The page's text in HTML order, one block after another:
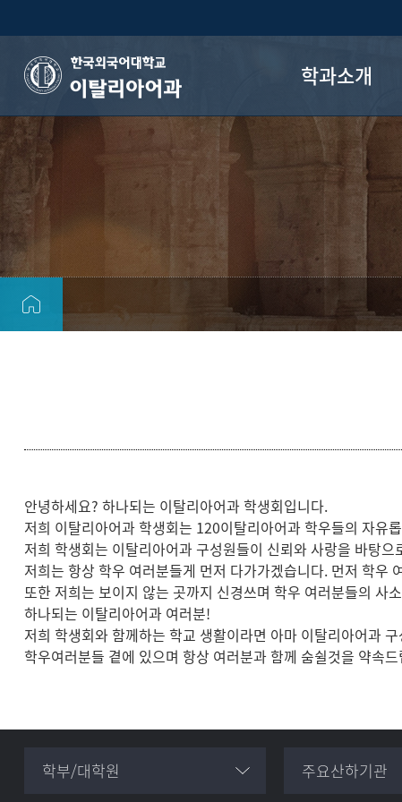
이탈리아어과 학과소개
학과장 인사말
학과 목표
학과 연혁
오시는 길
안녕하세요? 하나되는 이탈리아어과 학생회입니다.
저희 이탈리아어과 학생회는 120이탈리아어과 학우들의 자유
저희 학생회는 이탈리아어과 구성원들이 신뢰와 사랑을 바탕
저희는 항상 학우 여러분들게 먼저 다가가겠습니다. 먼저 학우
또한 저희는 보이지 않는 곳까지 신경쓰며 학우 여러분들의 사
하나되는 이탈리아어과 여러분!
저희 학생회와 함께하는 학교 생활이라면 아마 이탈리아어과
학우여러분들 곁에 있으며 항상 여러분과 함께 숨쉴것을 약속
학부/대학원 주요산하기관